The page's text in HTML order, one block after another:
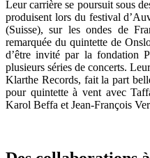
Leur carrière se poursuit sous
produisent lors du festival
(Suisse), sur les ondes de
remarquée du quintette de
d’être invité par la fondation
plusieurs séries de concerts.
Klarthe Records, fait la part
pour quintette à vent avec
Karol Beffa et Jean-François